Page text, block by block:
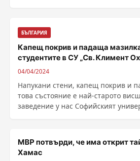
БЪЛГАРИЯ
Капещ покрив и падаща
студентите в СУ „Св. Климент
04/04/2024
Напукани стени, капещ покрив и
това състояние е най-старото
заведение у нас Софийският
МВР потвърди, че има открит
Хамас